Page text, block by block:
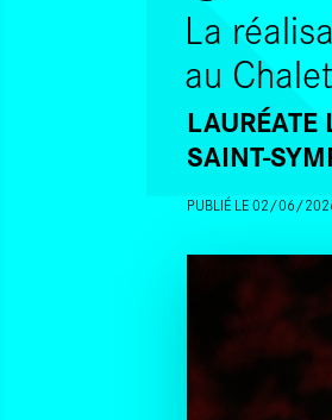
La
au
LAURÉATE
SAINT-
PUBLIÉ LE 02/06/